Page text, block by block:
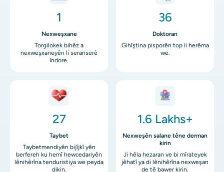
1
Nexweşxane
Torgilokek bihêz a
nexweşxaneyên li seranserê
Indore.
36
Doktoran
Gihîştina pisporên top li herêma
we.
Wêne
27
Taybet
Taybetmendiyên bijîjkî yên
berfereh ku hemî hewcedariyên
lênihêrîna tenduristiya we peyda
dikin.
Wêne
1.6 Lakhs+
Nexweşên salane têne derman
kirin
Ji hêla hezaran ve bi mîrateyek
jêhatî ya di lênihêrîna nexweşan
de tê bawer kirin.